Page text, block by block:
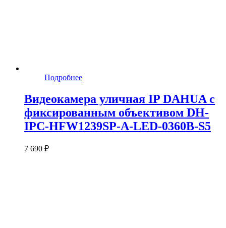
Подробнее
Видеокамера уличная IP DAHUA с
фиксированным объективом DH-
IPC-HFW1239SP-A-LED-0360B-S5
7 690 ₽